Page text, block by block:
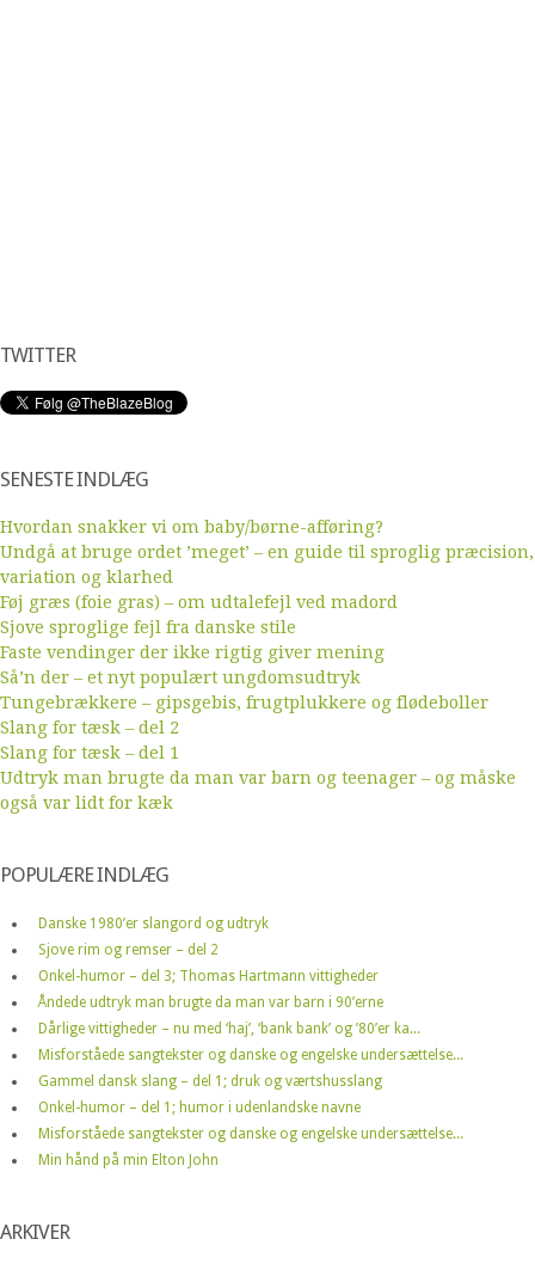
TWITTER
SENESTE INDLÆG
Hvordan snakker vi om baby/børne-afføring?
Undgå at bruge ordet ’meget’ – en guide til sproglig præcision,
variation og klarhed
Føj græs (foie gras) – om udtalefejl ved madord
Sjove sproglige fejl fra danske stile
Faste vendinger der ikke rigtig giver mening
Så’n der – et nyt populært ungdomsudtryk
Tungebrækkere – gipsgebis, frugtplukkere og flødeboller
Slang for tæsk – del 2
Slang for tæsk – del 1
Udtryk man brugte da man var barn og teenager – og måske
også var lidt for kæk
POPULÆRE INDLÆG
Danske 1980’er slangord og udtryk
Sjove rim og remser – del 2
Onkel-humor – del 3; Thomas Hartmann vittigheder
Åndede udtryk man brugte da man var barn i 90’erne
Dårlige vittigheder – nu med ‘haj’, ‘bank bank’ og ’80’er ka...
Misforståede sangtekster og danske og engelske undersættelse...
Gammel dansk slang – del 1; druk og værtshusslang
Onkel-humor – del 1; humor i udenlandske navne
Misforståede sangtekster og danske og engelske undersættelse...
Min hånd på min Elton John
ARKIVER